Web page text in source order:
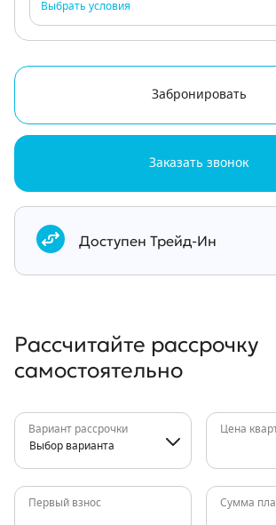
Выбрать условия
Забронировать
Заказать звонок
Документы
Доступен Трейд-Ин
Рассчитайте рассрочку
самостоятельно
Вариант рассрочки
Выбор варианта
Цена
Первый взнос Сумма